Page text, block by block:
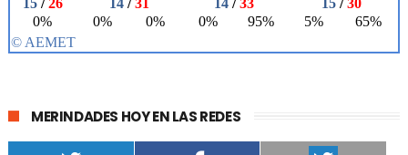
MERINDADES HOY EN LAS REDES